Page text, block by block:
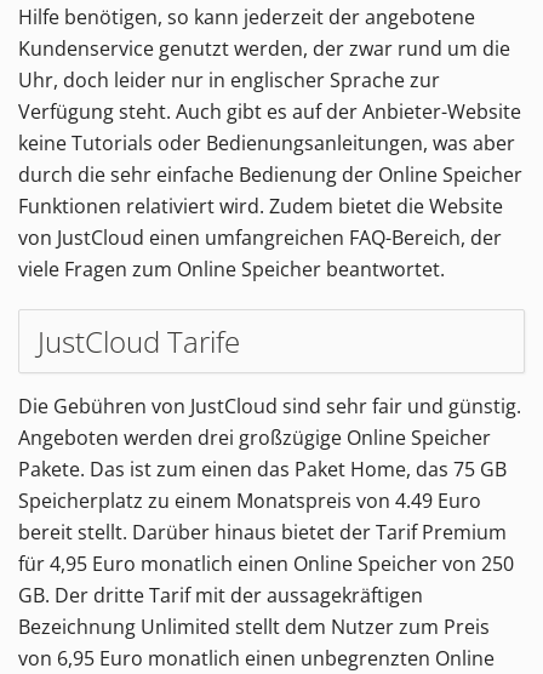
Hilfe benötigen, so kann jederzeit der angebotene
Kundenservice genutzt werden, der zwar rund um die
Uhr, doch leider nur in englischer Sprache zur
Verfügung steht. Auch gibt es auf der Anbieter-Website
keine Tutorials oder Bedienungsanleitungen, was aber
durch die sehr einfache Bedienung der Online Speicher
Funktionen relativiert wird. Zudem bietet die Website
von JustCloud einen umfangreichen FAQ-Bereich, der
viele Fragen zum Online Speicher beantwortet.
JustCloud Tarife
Die Gebühren von JustCloud sind sehr fair und günstig.
Angeboten werden drei großzügige Online Speicher
Pakete. Das ist zum einen das Paket Home, das 75 GB
Speicherplatz zu einem Monatspreis von 4.49 Euro
bereit stellt. Darüber hinaus bietet der Tarif Premium
für 4,95 Euro monatlich einen Online Speicher von 250
GB. Der dritte Tarif mit der aussagekräftigen
Bezeichnung Unlimited stellt dem Nutzer zum Preis
von 6,95 Euro monatlich einen unbegrenzten Online